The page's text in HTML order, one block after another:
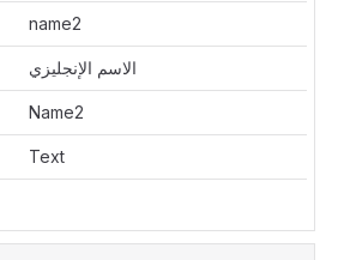
name2
الاسم الإنجليزي
Name2
Text